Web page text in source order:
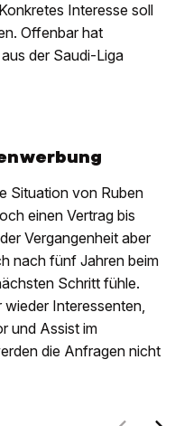
Interesse soll
Offenbar hat
der Saudi-Liga
Situation von Ruben
einen Vertrag bis
Vergangenheit aber
nach fünf Jahren beim
Schritt fühle.
wieder Interessenten,
und Assist im
die Anfragen nicht